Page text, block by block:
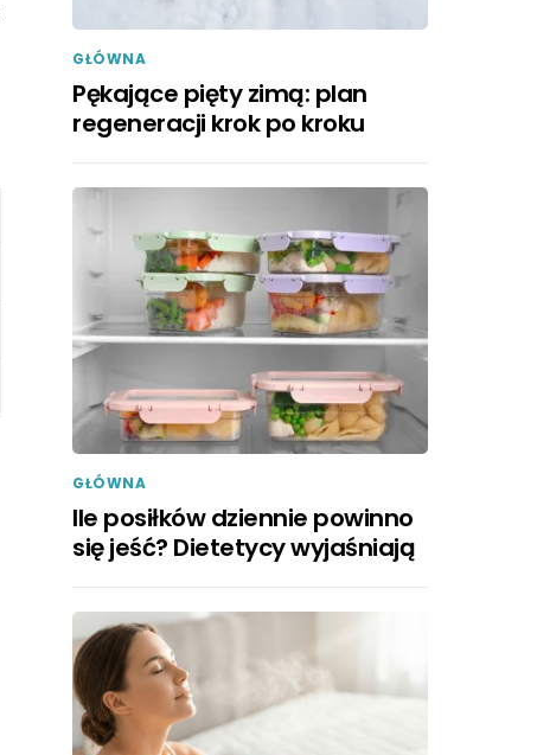
GŁÓWNA
Pękające pięty zimą: plan
regeneracji krok po kroku
GŁÓWNA
Ile posiłków dziennie powinno
się jeść? Dietetycy wyjaśniają